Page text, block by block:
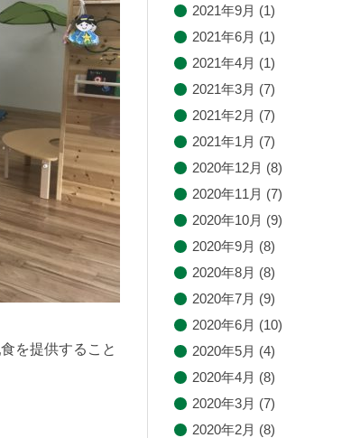
を提供すること
2021年9月 (1)
2021年6月 (1)
2021年4月 (1)
2021年3月 (7)
2021年2月 (7)
2021年1月 (7)
2020年12月 (8)
2020年11月 (7)
2020年10月 (9)
2020年9月 (8)
2020年8月 (8)
2020年7月 (9)
2020年6月 (10)
2020年5月 (4)
2020年4月 (8)
2020年3月 (7)
2020年2月 (8)